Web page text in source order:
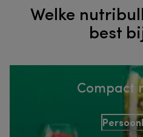
Welke
best
Compact